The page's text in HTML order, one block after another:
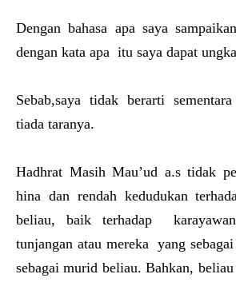
Dengan bahasa apa saya
dengan kata apa itu saya dapat
Sebab,saya tidak berarti
tiada taranya.
Hadhrat Masih Mau’ud a.s tidak
hina dan rendah kedudukan
beliau, baik terhadap
tunjangan atau mereka yang
sebagai murid beliau. Bahkan,